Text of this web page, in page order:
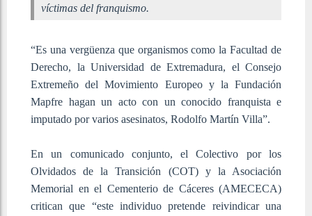
víctimas del franquismo.
“Es una vergüenza que organismos como la Facultad de
Derecho, la Universidad de Extremadura, el Consejo
Extremeño del Movimiento Europeo y la Fundación
Mapfre hagan un acto con un conocido franquista e
imputado por varios asesinatos, Rodolfo Martín Villa”.
En un comunicado conjunto, el Colectivo por los
Olvidados de la Transición (COT) y la Asociación
Memorial en el Cementerio de Cáceres (AMECECA)
critican que “este individuo pretende reivindicar una